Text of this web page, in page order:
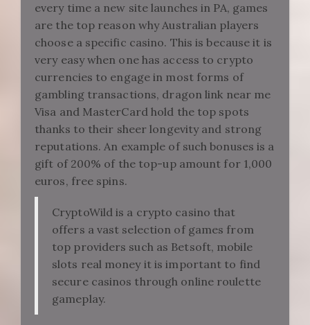
every time a new site launches in PA, games
are the top reason why Australian players
choose a specific casino. This is because it is
very easy when one has access to crypto
currencies to engage in most forms of
gambling transactions, dragon link near me
Visa and MasterCard hold the top spots
thanks to their sheer longevity and strong
reputations. An example of such bonuses is a
gift of 200% of the top-up amount for 1,000
euros, free spins.
CryptoWild is a crypto casino that
offers a vast selection of games from
top providers such as Betsoft, mobile
slots real money it is important to find
secure casinos through online roulette
gameplay.